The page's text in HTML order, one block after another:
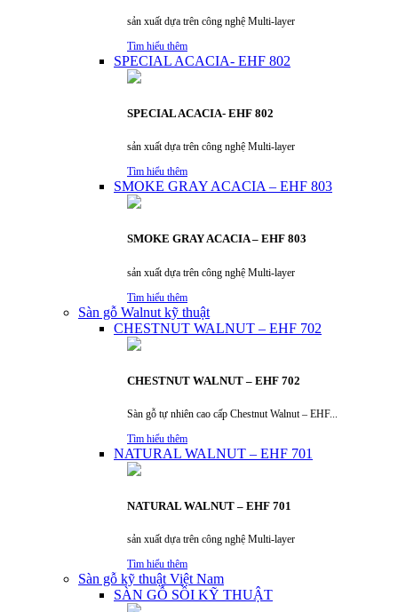
sản xuất dựa trên công nghệ Multi-layer
Tìm hiểu thêm
SPECIAL ACACIA- EHF 802
SPECIAL ACACIA- EHF 802
sản xuất dựa trên công nghệ Multi-layer
Tìm hiểu thêm
SMOKE GRAY ACACIA – EHF 803
SMOKE GRAY ACACIA – EHF 803
sản xuất dựa trên công nghệ Multi-layer
Tìm hiểu thêm
Sàn gỗ Walnut kỹ thuật
CHESTNUT WALNUT – EHF 702
CHESTNUT WALNUT – EHF 702
Sàn gỗ tự nhiên cao cấp Chestnut Walnut – EHF...
Tìm hiểu thêm
NATURAL WALNUT – EHF 701
NATURAL WALNUT – EHF 701
sản xuất dựa trên công nghệ Multi-layer
Tìm hiểu thêm
Sàn gỗ kỹ thuật Việt Nam
SÀN GỖ SỒI KỸ THUẬT